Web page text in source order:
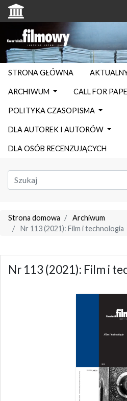
STRONA GŁÓWNA
ARCHIWUM CALL FOR
POLITYKA CZASOPISMA
DLA AUTOREK I AUTORÓW
DLA OSÓB RECENZUJĄCYCH
Strona domowa
Archiwum
Nr 113 (2021): Film i technologia
Nr 113 (2021): Film i